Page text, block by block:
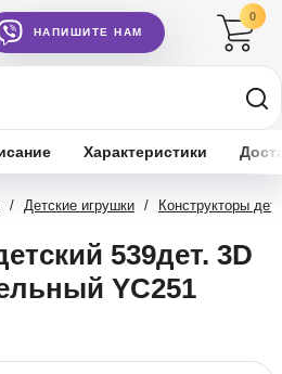
НАПИШИТЕ НАМ
0
Характеристики
/ Детские игрушки / Конструкторы
539дет. 3D
YC251